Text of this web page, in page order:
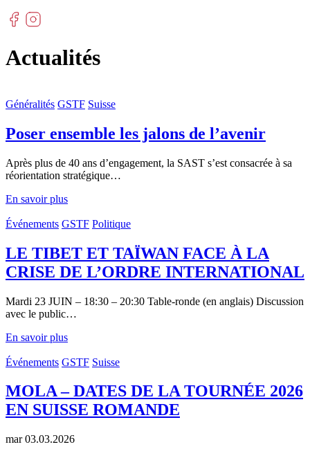
Actualités
Généralités GSTF Suisse
Poser ensemble les jalons de l’avenir
Après plus de 40 ans d’engagement, la SAST s’est consacrée à sa
réorientation stratégique…
En savoir plus
Événements GSTF Politique
LE TIBET ET TAÏWAN FACE À LA
CRISE DE L’ORDRE INTERNATIONAL
Mardi 23 JUIN – 18:30 – 20:30 Table-ronde (en anglais) Discussion
avec le public…
En savoir plus
Événements GSTF Suisse
MOLA – DATES DE LA TOURNÉE 2026
EN SUISSE ROMANDE
mar 03.03.2026